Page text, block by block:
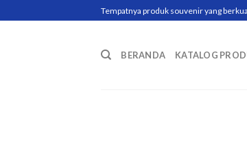
to
Tempatnya produk souvenir yang
BERANDA KATALOG